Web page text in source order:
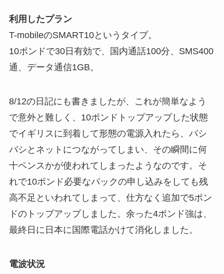
利用したプラン
T-mobileのSMART10というタイプ。
10ポンドで30日有効で、国内通話100分、SMS400
通、データ通信1GB。
8/12の日記にも書きましたが、これが簡単なよう
で意外と難しく、10ポンドトップアップした状態
でイギリスに到着して形態の電源入れたら、バシ
バシとネットにつながってしまい、その瞬間に何
十ペンスかが使われてしまったようなのです。そ
れで10ポンド必要なパックの申し込みをしても残
高不足といわれてしまって、仕方なく追加で5ポン
ドのトップアップしました。余った4ポンド強は、
最終日に日本に国際電話かけて消化しました。
電波状況